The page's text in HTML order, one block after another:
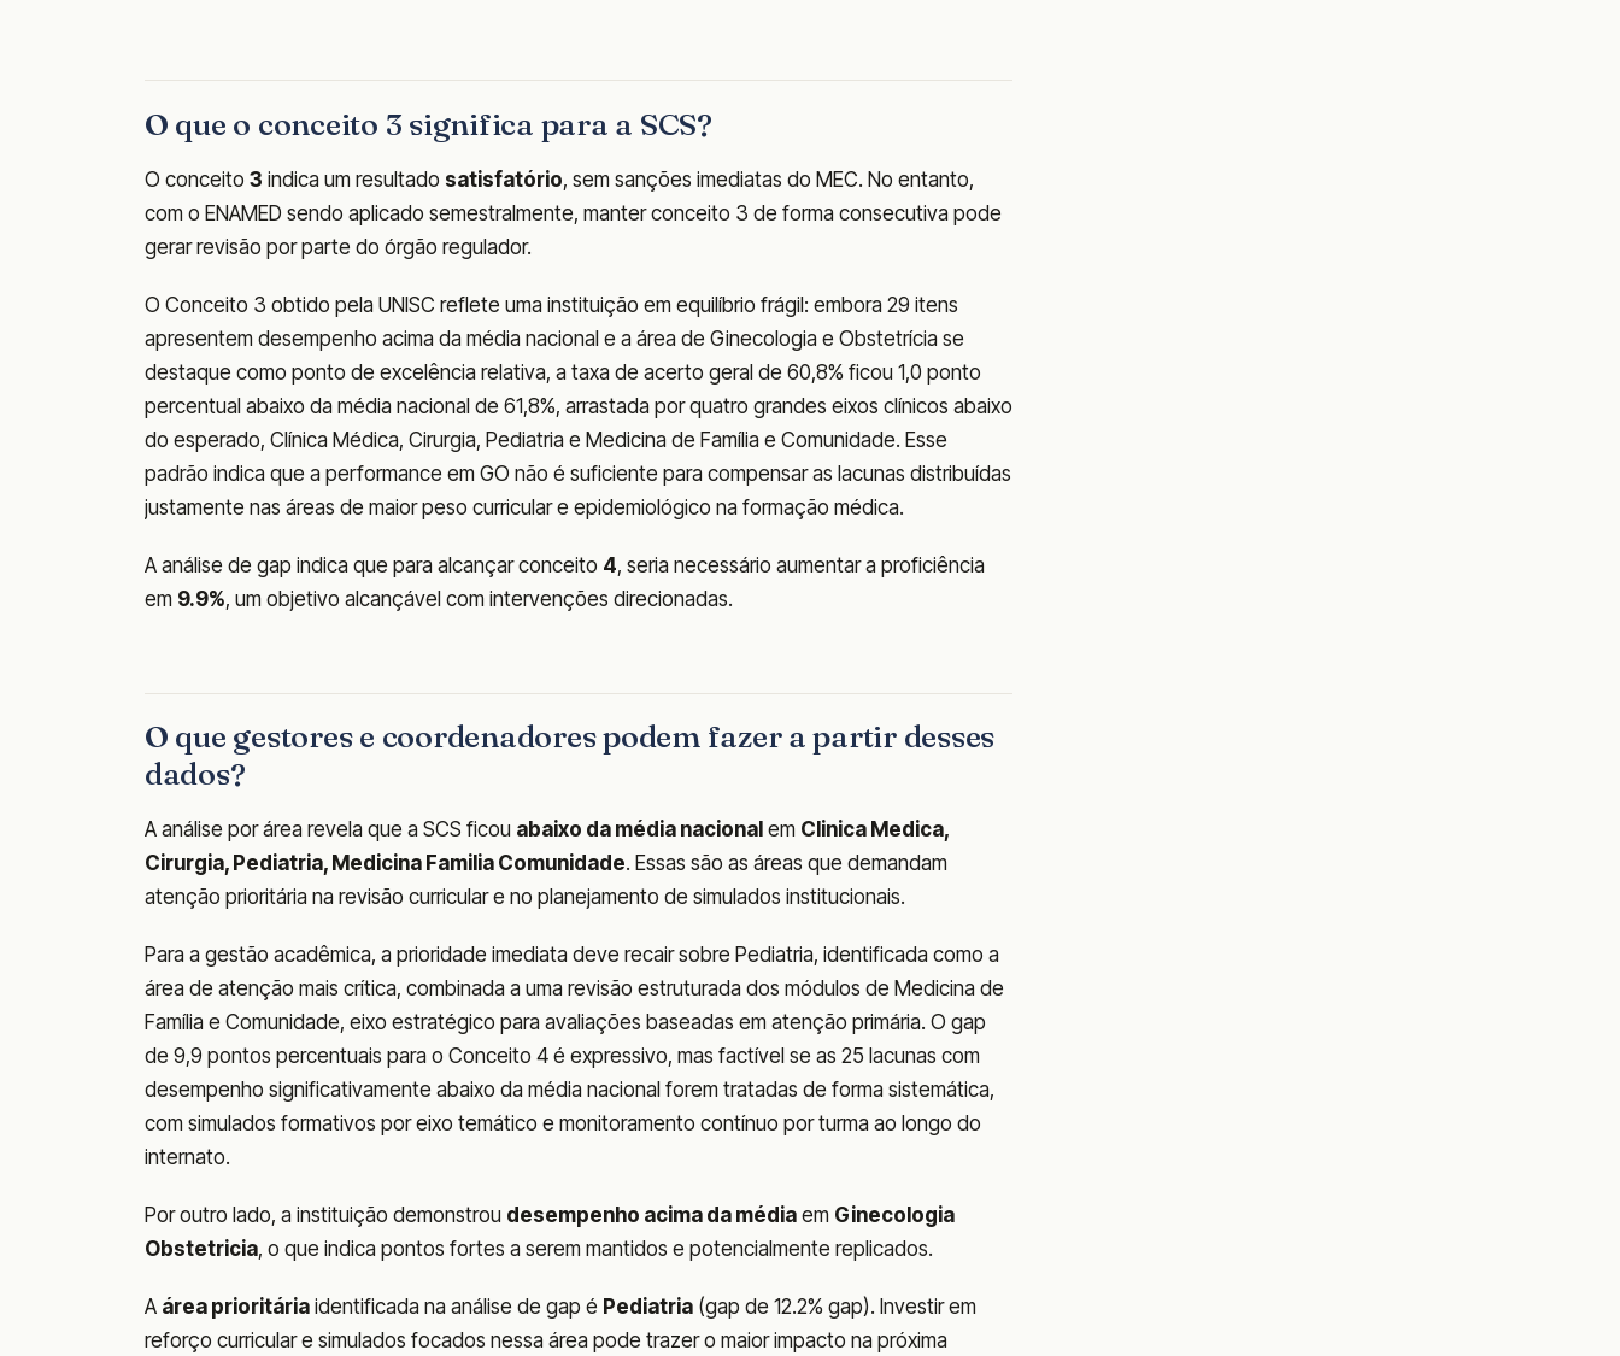
O que o conceito 3 significa para a SCS?
O conceito 3 indica um resultado satisfatório, sem sanções imediatas do MEC. No entanto,
com o ENAMED sendo aplicado semestralmente, manter conceito 3 de forma consecutiva pode
gerar revisão por parte do órgão regulador.
O Conceito 3 obtido pela UNISC reflete uma instituição em equilíbrio frágil: embora 29 itens
apresentem desempenho acima da média nacional e a área de Ginecologia e Obstetrícia se
destaque como ponto de excelência relativa, a taxa de acerto geral de 60,8% ficou 1,0 ponto
percentual abaixo da média nacional de 61,8%, arrastada por quatro grandes eixos clínicos abaixo
do esperado, Clínica Médica, Cirurgia, Pediatria e Medicina de Família e Comunidade. Esse
padrão indica que a performance em GO não é suficiente para compensar as lacunas distribuídas
justamente nas áreas de maior peso curricular e epidemiológico na formação médica.
A análise de gap indica que para alcançar conceito 4, seria necessário aumentar a proficiência
em 9.9%, um objetivo alcançável com intervenções direcionadas.
O que gestores e coordenadores podem fazer a partir desses
dados?
A análise por área revela que a SCS ficou abaixo da média nacional em Clinica Medica,
Cirurgia, Pediatria, Medicina Familia Comunidade. Essas são as áreas que demandam
atenção prioritária na revisão curricular e no planejamento de simulados institucionais.
Para a gestão acadêmica, a prioridade imediata deve recair sobre Pediatria, identificada como a
área de atenção mais crítica, combinada a uma revisão estruturada dos módulos de Medicina de
Família e Comunidade, eixo estratégico para avaliações baseadas em atenção primária. O gap
de 9,9 pontos percentuais para o Conceito 4 é expressivo, mas factível se as 25 lacunas com
desempenho significativamente abaixo da média nacional forem tratadas de forma sistemática,
com simulados formativos por eixo temático e monitoramento contínuo por turma ao longo do
internato.
Por outro lado, a instituição demonstrou desempenho acima da média em Ginecologia
Obstetricia, o que indica pontos fortes a serem mantidos e potencialmente replicados.
A área prioritária identificada na análise de gap é Pediatria (gap de 12.2% gap). Investir em
reforço curricular e simulados focados nessa área pode trazer o maior impacto na próxima